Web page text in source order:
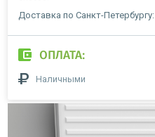
Доставка по Санкт-Петербургу:
ОПЛАТА:
Наличными